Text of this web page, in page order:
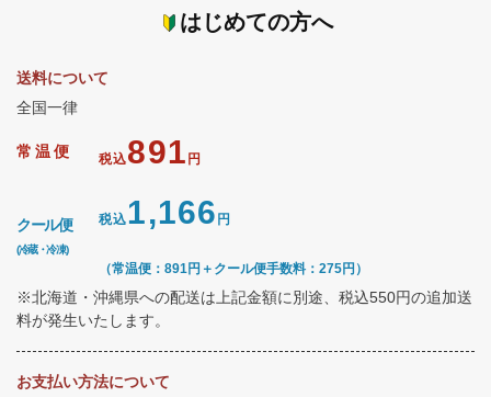
はじめての方へ
送料について
全国一律
常温便 税込891 円
クール便
(冷蔵・冷凍)
税込1,166 円
（常温便：891円＋クール便手数料：275円）
※北海道・沖縄県への配送は上記金額に別途、税込550円の追加送
料が発生いたします。
お支払い方法について